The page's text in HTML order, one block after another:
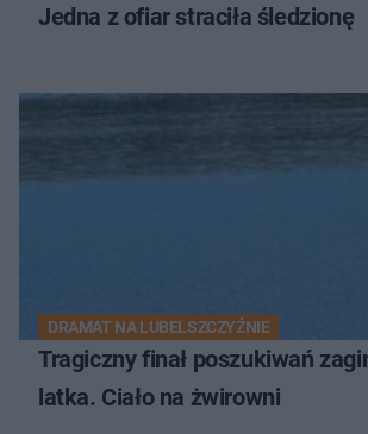
Jedna z ofiar straciła śledzionę
DRAMAT NA LUBELSZCZYŹNIE
Tragiczny finał poszukiwań
latka. Ciało na żwirowni